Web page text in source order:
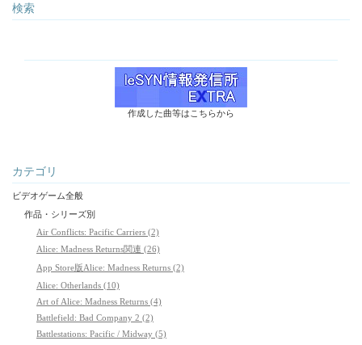
検索
作成した曲等はこちらから
カテゴリ
ビデオゲーム全般
作品・シリーズ別
Air Conflicts: Pacific Carriers (2)
Alice: Madness Returns関連 (26)
App Store版Alice: Madness Returns (2)
Alice: Otherlands (10)
Art of Alice: Madness Returns (4)
Battlefield: Bad Company 2 (2)
Battlestations: Pacific / Midway (5)